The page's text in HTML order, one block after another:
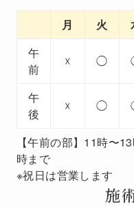
月 火
午
前
☓ ◯
午
後
☓ ◯
【午前の部】11時〜
時まで
※祝日は営業します
施